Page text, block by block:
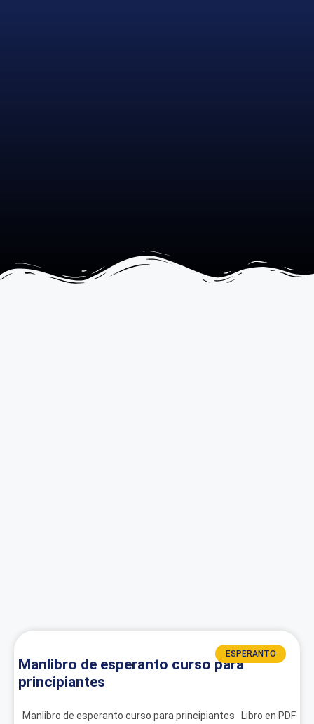
ESPERANTO
Manlibro de esperanto curso para
principiantes
Manlibro de esperanto curso para principiantes Libro en PDF